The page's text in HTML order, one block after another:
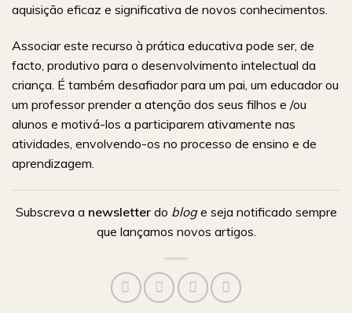
aquisição eficaz e significativa de novos conhecimentos.
Associar este recurso à prática educativa pode ser, de
facto, produtivo para o desenvolvimento intelectual da
criança. É também desafiador para um pai, um educador ou
um professor prender a atenção dos seus filhos e /ou
alunos e motivá-los a participarem ativamente nas
atividades, envolvendo-os no processo de ensino e de
aprendizagem.
Subscreva a newsletterdo bloge seja notificado sempre
que lançamos novos artigos.